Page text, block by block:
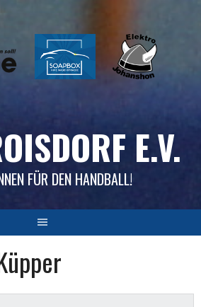
E.V.
FÜR DEN HANDBALL!